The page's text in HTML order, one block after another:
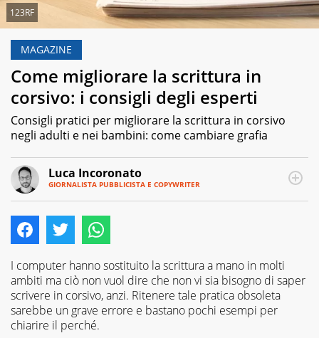
123RF
MAGAZINE
Come migliorare la scrittura in
corsivo: i consigli degli esperti
Consigli pratici per migliorare la scrittura in corsivo
negli adulti e nei bambini: come cambiare grafia
Luca Incoronato
GIORNALISTA PUBBLICISTA E COPYWRITER
MAIL
INSTAGRAM
ed
esperto
amante
della
scrittura
in
tutti
i
I computer hanno sostituito la scrittura a mano in molti
ambiti ma ciò non vuol dire che non vi sia bisogno di saper
scrivere in corsivo, anzi. Ritenere tale pratica obsoleta
sarebbe un grave errore e bastano pochi esempi per
chiarire il perché.